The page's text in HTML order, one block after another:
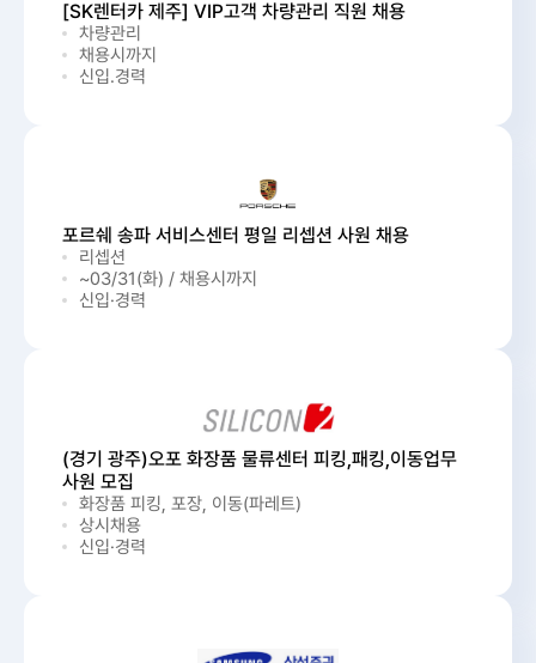
[SK렌터카 제주] VIP고객 차량관리 직원 채용
차량관리
채용시까지
신입.경력
포르쉐 송파 서비스센터 평일 리셉션 사원 채용
리셉션
~03/31(화) / 채용시까지
신입·경력
(경기 광주)오포 화장품 물류센터 피킹,패킹,이동업무
사원 모집
화장품 피킹, 포장, 이동(파레트)
상시채용
신입·경력